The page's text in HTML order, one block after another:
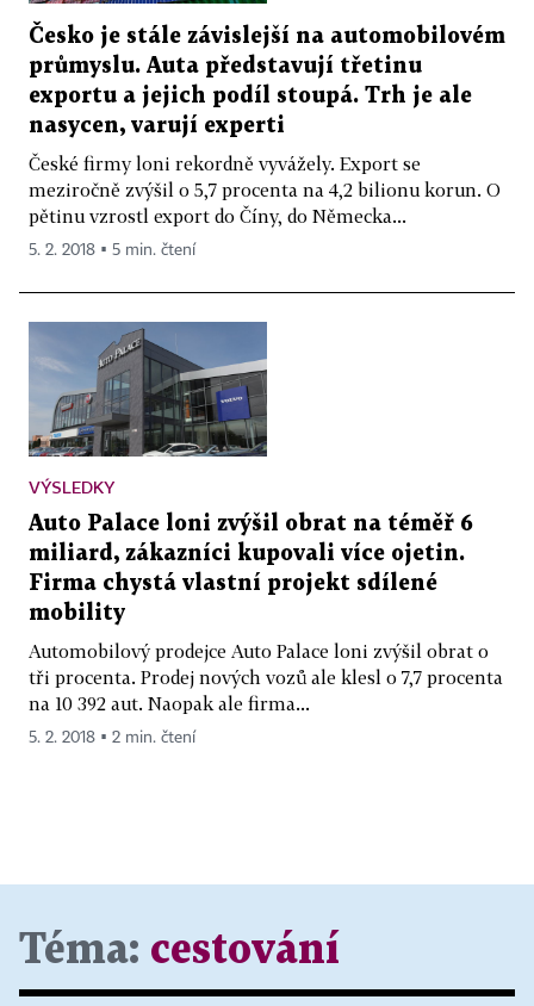
Česko je stále závislejší na automobilovém
průmyslu. Auta představují třetinu
exportu a jejich podíl stoupá. Trh je ale
nasycen, varují experti
České firmy loni rekordně vyvážely. Export se
meziročně zvýšil o 5,7 procenta na 4,2 bilionu korun. O
pětinu vzrostl export do Číny, do Německa...
5. 2. 2018 ▪ 5 min. čtení
VÝSLEDKY
Auto Palace loni zvýšil obrat na téměř 6
miliard, zákazníci kupovali více ojetin.
Firma chystá vlastní projekt sdílené
mobility
Automobilový prodejce Auto Palace loni zvýšil obrat o
tři procenta. Prodej nových vozů ale klesl o 7,7 procenta
na 10 392 aut. Naopak ale firma...
5. 2. 2018 ▪ 2 min. čtení
Téma: cestování